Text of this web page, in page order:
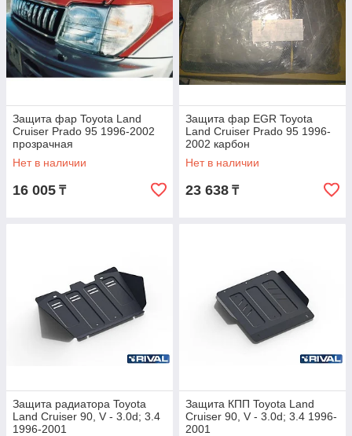
Защита фар Toyota Land
Cruiser Prado 95 1996-2002
прозрачная
Нет в наличии
16 005 ₸
Защита фар EGR Toyota
Land Cruiser Prado 95 1996-
2002 карбон
Нет в наличии
23 638 ₸
Защита радиатора Toyota
Land Cruiser 90, V - 3.0d; 3.4
1996-2001
Защита КПП Toyota Land
Cruiser 90, V - 3.0d; 3.4 1996-
2001